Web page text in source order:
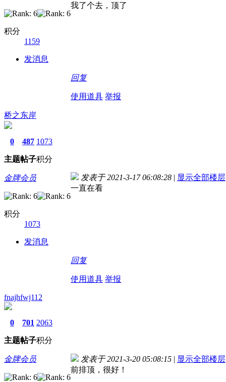
积分
1159
发消息
我了个去，顶了
回复
使用道具 举报
桥之东岸
0
主题
487
帖子
1073
积分
金牌会员
积分
1073
发消息
发表于 2021-3-17 06:08:28 | 显示全部楼层
一直在看
回复
使用道具 举报
fnajhfwj112
0
主题
701
帖子
2063
积分
金牌会员 发表于 2021-3-20 05:08:15 | 显示全部楼层
前排顶，很好！